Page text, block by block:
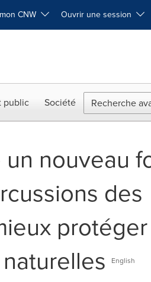
mon CNW Ouvrir une session
public Société Recherche
nouveau
des
English